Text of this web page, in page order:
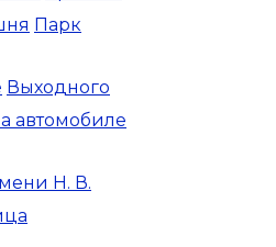
Парк
Выходного
автомобиле
Н. В.